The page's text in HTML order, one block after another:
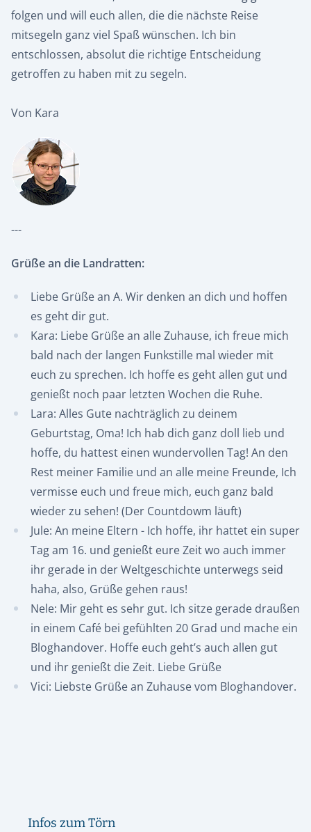
folgen und will euch allen, die die nächste Reise
mitsegeln ganz viel Spaß wünschen. Ich bin
entschlossen, absolut die richtige Entscheidung
getroffen zu haben mit zu segeln.
Von Kara
---
Grüße an die Landratten:
Liebe Grüße an A. Wir denken an dich und hoffen
es geht dir gut.
Kara: Liebe Grüße an alle Zuhause, ich freue mich
bald nach der langen Funkstille mal wieder mit
euch zu sprechen. Ich hoffe es geht allen gut und
genießt noch paar letzten Wochen die Ruhe.
Lara: Alles Gute nachträglich zu deinem
Geburtstag, Oma! Ich hab dich ganz doll lieb und
hoffe, du hattest einen wundervollen Tag! An den
Rest meiner Familie und an alle meine Freunde, Ich
vermisse euch und freue mich, euch ganz bald
wieder zu sehen! (Der Countdowm läuft)
Jule: An meine Eltern - Ich hoffe, ihr hattet ein super
Tag am 16. und genießt eure Zeit wo auch immer
ihr gerade in der Weltgeschichte unterwegs seid
haha, also, Grüße gehen raus!
Nele: Mir geht es sehr gut. Ich sitze gerade draußen
in einem Café bei gefühlten 20 Grad und mache ein
Bloghandover. Hoffe euch geht’s auch allen gut
und ihr genießt die Zeit. Liebe Grüße
Vici: Liebste Grüße an Zuhause vom Bloghandover.
Infos zum Törn